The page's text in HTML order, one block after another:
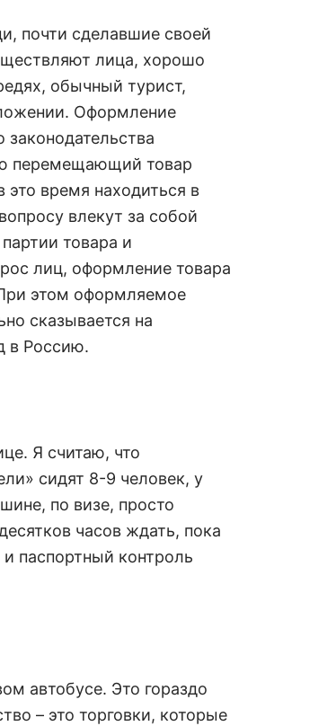
почти сделавшие своей
лица, хорошо
обычный турист,
Оформление
перемещающий товар
время находиться в
влекут за собой
товара и
лиц, оформление товара
этом оформляемое
сказывается на
в Россию.
Я считаю, что
сидят 8-9 человек, у
по визе, просто
часов ждать, пока
паспортный контроль
автобусе. Это гораздо
– это торговки, которые